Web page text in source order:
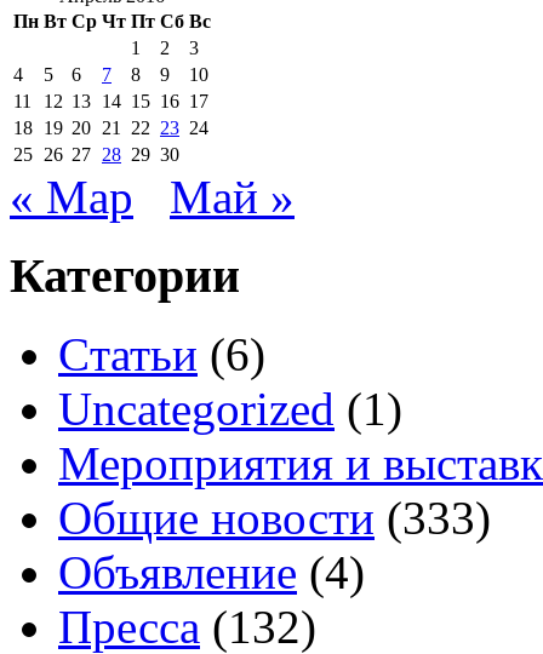
Пн Вт Ср Чт Пт Сб Вс
1
2
3
4
5 6 7 8 9
10
11
12 13 14 15 16 17
18 19 20 21 22 23 24
25 26 27 28 29 30
« Мар Май »
Категории
Cтатьи (6)
Uncategorized (1)
Мероприятия и
Общие новости (333)
Объявление (4)
Пресса (132)